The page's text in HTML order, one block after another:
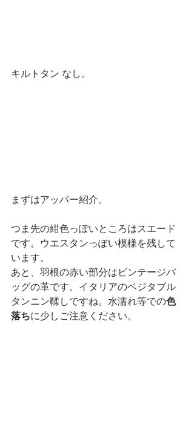
キルトタン なし。
まずはアッパー紹介。
つま先の紺色っぽいところはスエード
です。ウエスタンっぽい模様を残して
います。
あと、羽根の赤い部分はビンテージバ
ッグの革です。イタリアのベジタブル
タンニン鞣しですね。水濡れ等での色
落ちに少しご注意ください。